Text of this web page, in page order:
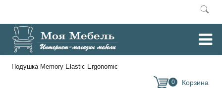
Главная / Матрасы Lonax / Подушки Lonax
Подушка Memory Elastic Ergonomic
0